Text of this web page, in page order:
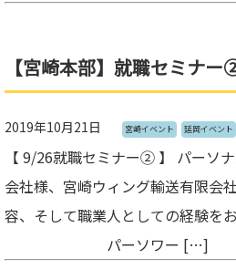
【宮崎本部】就職セミナ
2019年10月21日 宮崎イベント 延岡イベント
【 9/26就職セミナー② 】 パーソ
会社様、宮崎ウィング輸送有限会
容、そして職業人としての経験を
パーソワー […]